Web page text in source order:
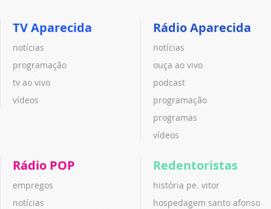
TV Aparecida
notícias
programação
tv ao vivo
vídeos
Rádio Aparecida
notícias
ouça ao vivo
podcast
programação
programas
vídeos
Rádio POP
empregos
notícias
Redentoristas
história pe. vitor
hospedagem santo afonso